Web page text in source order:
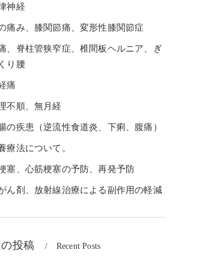
神経
痛み、膝関節痛、変形性膝関節症
、脊柱管狭窄症、椎間板ヘルニア、ぎ
り腰
痛
不順、無月経
の疾患（逆流性食道炎、下痢、腹痛）
療法について。
塞、心筋梗塞の予防、再発予防
ん剤、放射線治療による副作用の軽減
投稿 Recent Posts